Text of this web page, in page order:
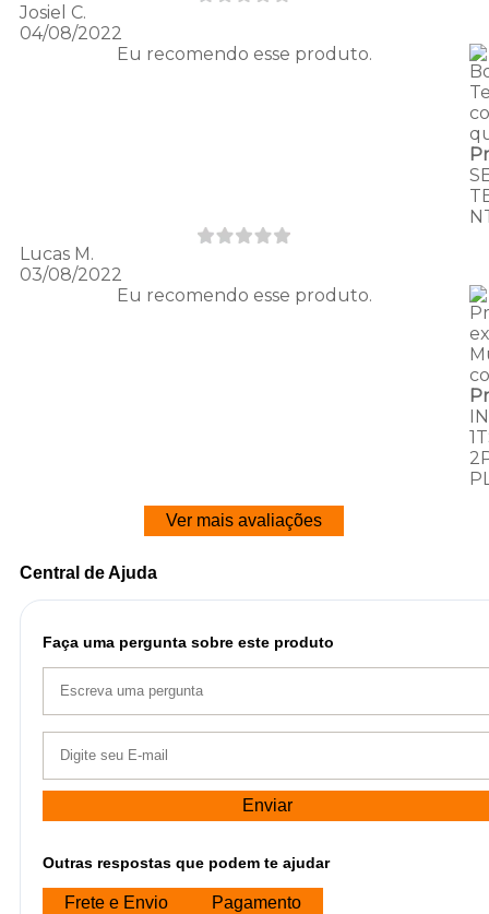
Josiel C.
04/08/2022
Eu recomendo esse produto.
Lucas M.
03/08/2022
Eu recomendo esse produto.
Ver mais avaliações
Central de Ajuda
Faça uma pergunta sobre este produto
Enviar
Outras respostas que podem te ajudar
Frete e Envio
Pagamento